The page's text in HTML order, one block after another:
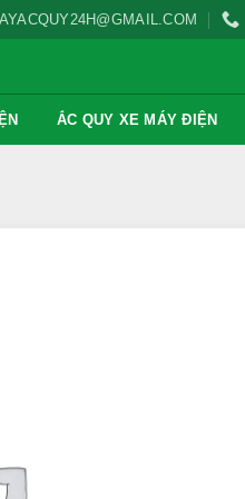
ẮC QUY XE MÁY ĐIỆN